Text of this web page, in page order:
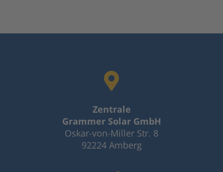
Zentrale
Grammer Solar GmbH
Oskar-von-Miller Str. 8
92224 Amberg